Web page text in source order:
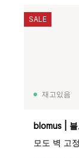
재고있음
blomus |
모도 벽 고
SALE